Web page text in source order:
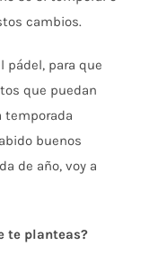
cambios.
pádel, para que
que puedan
temporada
buenos
de año, voy a
te planteas?